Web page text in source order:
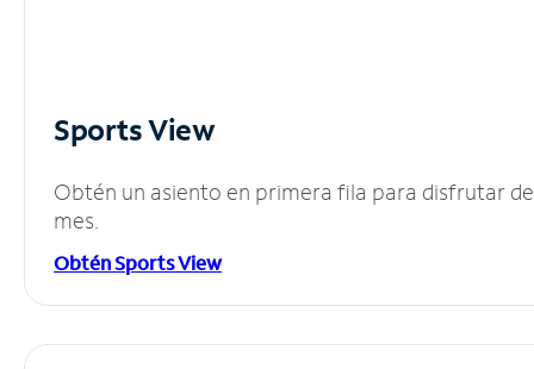
Sports View
Obtén un asiento en primera fila para disfrutar
mes.
Obtén Sports View